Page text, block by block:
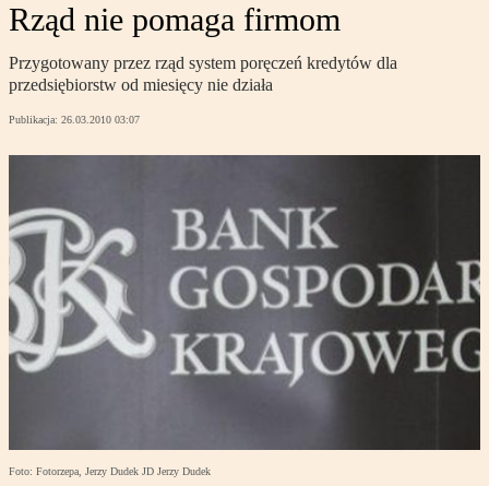
Rząd nie pomaga firmom
Przygotowany przez rząd system poręczeń kredytów dla
przedsiębiorstw od miesięcy nie działa
Publikacja: 26.03.2010 03:07
Foto: Fotorzepa, Jerzy Dudek JD Jerzy Dudek